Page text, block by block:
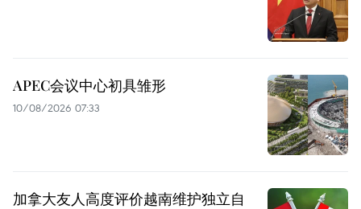
APEC会议中心初具雏形
10/08/2026 07:33
加拿大友人高度评价越南维护独立自